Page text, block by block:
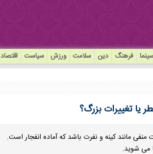
فرهنگ دین سلامت ورزش سیاست اقتصاد
یا تغییرات بزرگ؟
مانند کینه و نفرت باشد که آماده انفجار است.
می شوید.